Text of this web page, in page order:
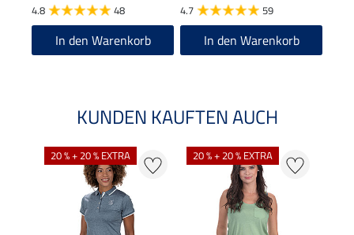
4.8 48
In den Warenkorb
4.7 59
In den Warenkorb
KUNDEN KAUFTEN AUCH
20 % + 20 % EXTRA 20 % + 20 % EXTRA